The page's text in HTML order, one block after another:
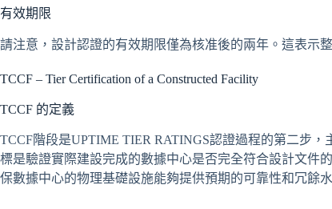
有效期限
請注意，設計認證的有效期限僅為核准後的兩年。這表示
TCCF – Tier Certification of a Constructed Facility
TCCF 的定義
TCCF階段是UPTIME TIER RATINGS認證過程的第二步
標是驗證實際建設完成的數據中心是否完全符合設計文件
保數據中心的物理基礎設施能夠提供預期的可靠性和冗餘水